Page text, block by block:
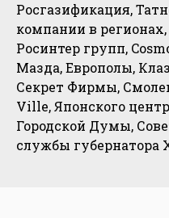
Росгазификация,
компании в
Росинтер групп,
Мазда, Европолы,
Секрет Фирмы,
Ville, Японского
Городской Думы,
службы